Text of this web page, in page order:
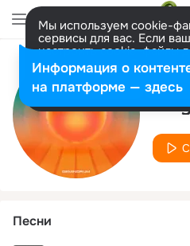
Мы используем cookie-
сервисы для вас. Если
настроить cookie-файлы
представитель. Больше
Разрешить все
Песни
Информация о
на платформе — здесь